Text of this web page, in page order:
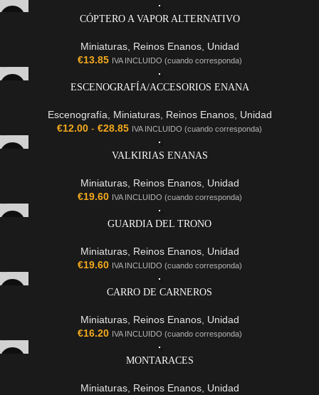
CÓPTERO A VAPOR ALTERNATIVO
Miniaturas, Reinos Enanos, Unidad
€13.85 IVA INCLUIDO (cuando corresponda)
ESCENOGRAFÍA/ACCESORIOS ENANA
Escenografía Miniaturas, Reinos Enanos, Unidad
€12.00 - €28.85 IVA INCLUIDO (cuando corresponda)
VALKIRIAS ENANAS
Miniaturas, Reinos Enanos, Unidad
€19.60 IVA INCLUIDO (cuando corresponda)
GUARDIA DEL TRONO
Miniaturas, Reinos Enanos, Unidad
€19.60 IVA INCLUIDO (cuando corresponda)
CARRO DE CARNEROS
Miniaturas, Reinos Enanos, Unidad
€16.20 IVA INCLUIDO (cuando corresponda)
MONTARACES
Miniaturas, Reinos Enanos, Unidad